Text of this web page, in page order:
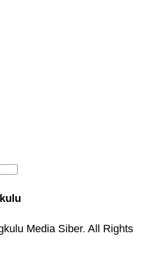
Media Siber. All Rights